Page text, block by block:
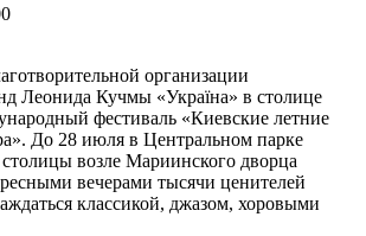
организации
Леонида Кучмы «Україна» в столице
фестиваль «Киевские летние
До 28 июля в Центральном парке
возле Мариинского дворца
вечерами тысячи ценителей
классикой, джазом, хоровыми